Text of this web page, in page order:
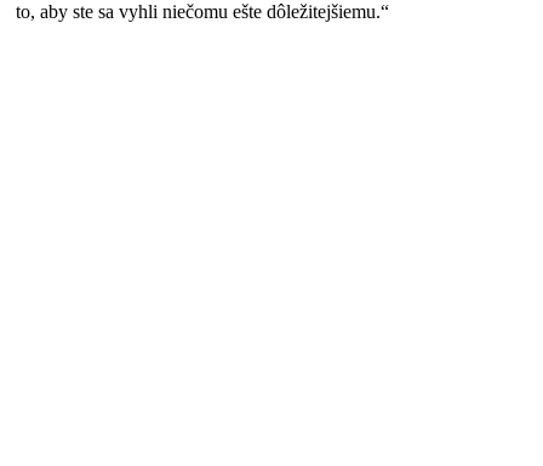
to, aby ste sa vyhli niečomu ešte dôležitejšiemu.“